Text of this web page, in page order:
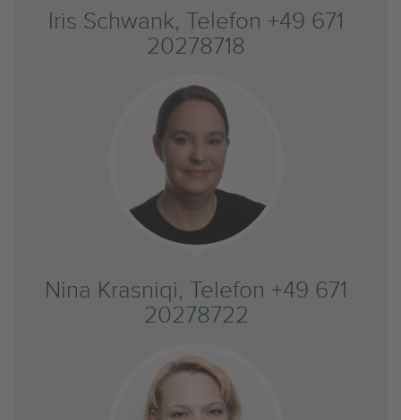
Iris Schwank, Telefon +49 671
20278718
Nina Krasniqi, Telefon +49 671
20278722